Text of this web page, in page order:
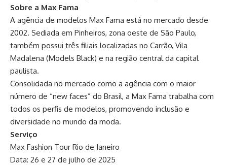
Sobre a Max Fama
A agência de modelos Max Fama está no mercado desde
2002. Sediada em Pinheiros, zona oeste de São Paulo,
também possui três filiais localizadas no Carrão, Vila
Madalena (Models Black) e na região central da capital
paulista.
Consolidada no mercado como a agência com o maior
número de “new faces” do Brasil, a Max Fama trabalha com
todos os perfis de modelos, promovendo inclusão e
diversidade no mundo da moda.
Serviço
Max Fashion Tour Rio de Janeiro
Data: 26 e 27 de julho de 2025